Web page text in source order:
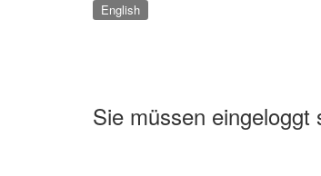
English
Sie müssen